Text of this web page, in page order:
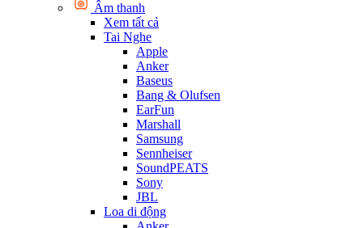
Âm thanh
Xem tất cả
Tai Nghe
Apple
Anker
Baseus
Bang & Olufsen
EarFun
Marshall
Samsung
Sennheiser
SoundPEATS
Sony
JBL
Loa di động